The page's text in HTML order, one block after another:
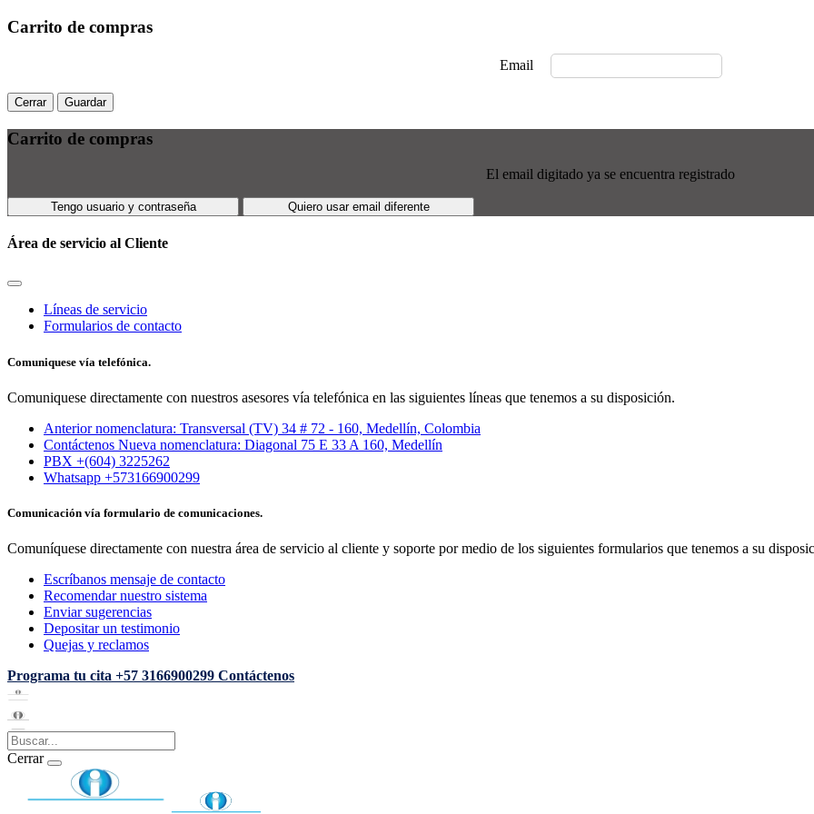
Carrito de compras
Email
Cerrar Guardar
Carrito de compras
El email digitado ya se encuentra registrado
Tengo usuario y contraseña Quiero usar email diferente
Área de servicio al Cliente
Líneas de servicio
Formularios de contacto
Comuniquese vía telefónica.
Comuniquese directamente con nuestros asesores vía telefónica en las siguientes líneas que tenemos a su disposición.
Anterior nomenclatura: Transversal (TV) 34 # 72 - 160, Medellín, Colombia
Contáctenos Nueva nomenclatura: Diagonal 75 E 33 A 160, Medellín
PBX +(604) 3225262
Whatsapp +573166900299
Comunicación vía formulario de comunicaciones.
Comuníquese directamente con nuestra área de servicio al cliente y soporte por medio de los siguientes formularios que tenemos a su
Escríbanos mensaje de contacto
Recomendar nuestro sistema
Enviar sugerencias
Depositar un testimonio
Quejas y reclamos
Programa tu cita +57 3166900299 Contáctenos
Cerrar